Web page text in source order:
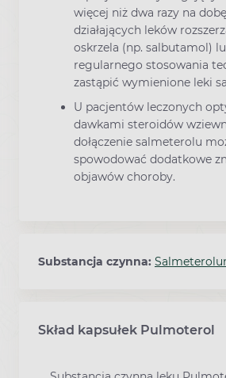
więcej niż dwa razy na
działających leków
oskrzela (np. salbutamol)
regularnego stosowania
zastąpić wymienione leki
U pacjentów leczonych
dawkami steroidów
dołączenie salmeterolu
spowodować dodatkowe
objawów choroby.
Substancja czynna:
Skład kapsułek Pulmoterol